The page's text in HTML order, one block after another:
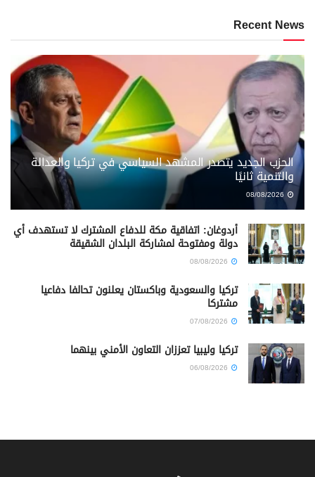
Recent News
الحزب الجديد يتصدر المشهد السياسي في تركيا والعدالة
والتنمية ثانيًا
أردوغان: اتفاقية مكة للدفاع المشترك لا تستهدف أي
دولة ومفتوحة لمشاركة البلدان الشقيقة
تركيا والسعودية وباكستان يعلنون تحالفا دفاعيا
مشتركا
تركيا وليبيا تعززان التعاون الأمني بينهما